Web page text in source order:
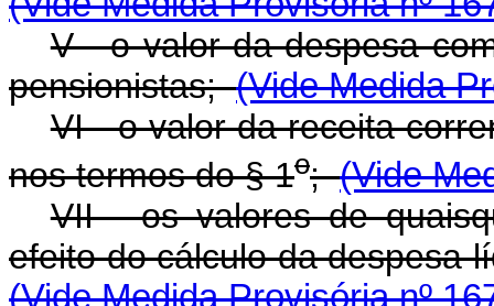
V - o valor da despesa
pensionistas;(Vide Medida
VI - o valor da receita
nos termos do § 1o;(Vide
VII - os valores de
efeito do cálculo da despesa
(Vide Medida Provisória nº